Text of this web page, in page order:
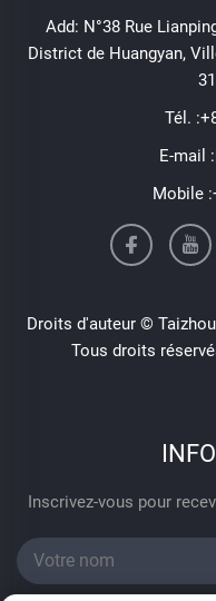
Add: N°38 Rue
District de Huangyan,
Tél. :
E-mail :
Mobile :
Droits d'auteur ©
Tous droits
Inscrivez-vous pour